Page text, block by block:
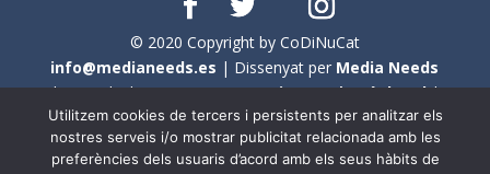
© 2020 Copyright by CoDiNuCat
info@medianeeds.es | Dissenyat per Media Needs
| Tots els drets reservats aCoDiNuCat |Avís legal|
Avís per cookies
En aquest web s'ha tingut en compte l'ús no sexista del
Utilitzem cookies de tercers i persistents per analitzar els
nostres serveis i/o mostrar publicitat relacionada amb les
preferències dels usuaris d’acord amb els seus hàbits de